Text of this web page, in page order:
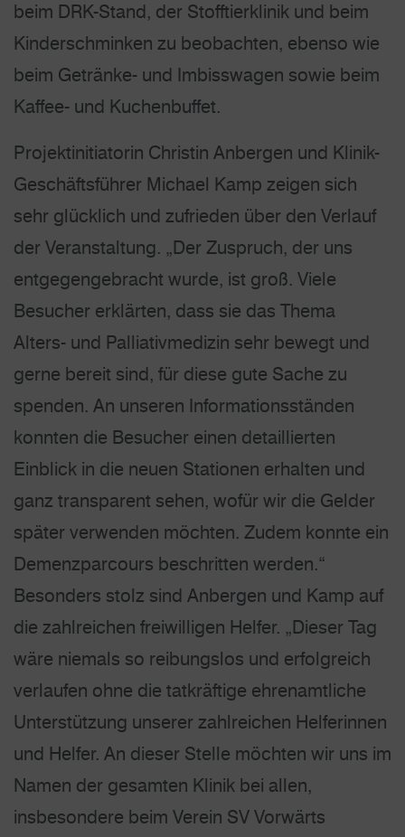
beim DRK-Stand, der Stofftierklinik und beim
Kinderschminken zu beobachten, ebenso wie
beim Getränke- und Imbisswagen sowie beim
Kaffee- und Kuchenbuffet.
Projektinitiatorin Christin Anbergen und Klinik-
Geschäftsführer Michael Kamp zeigen sich
sehr glücklich und zufrieden über den Verlauf
der Veranstaltung. „Der Zuspruch, der uns
entgegengebracht wurde, ist groß. Viele
Besucher erklärten, dass sie das Thema
Alters- und Palliativmedizin sehr bewegt und
gerne bereit sind, für diese gute Sache zu
spenden. An unseren Informationsständen
konnten die Besucher einen detaillierten
Einblick in die neuen Stationen erhalten und
ganz transparent sehen, wofür wir die Gelder
später verwenden möchten. Zudem konnte ein
Demenzparcours beschritten werden.“
Besonders stolz sind Anbergen und Kamp auf
die zahlreichen freiwilligen Helfer. „Dieser Tag
wäre niemals so reibungslos und erfolgreich
verlaufen ohne die tatkräftige ehrenamtliche
Unterstützung unserer zahlreichen Helferinnen
und Helfer. An dieser Stelle möchten wir uns im
Namen der gesamten Klinik bei allen,
insbesondere beim Verein SV Vorwärts